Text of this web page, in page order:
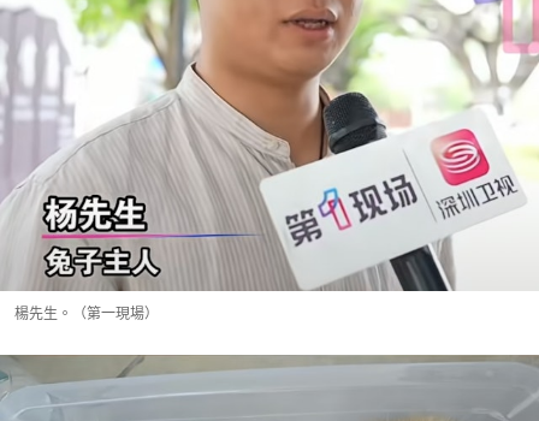
楊先生。（第一現場）